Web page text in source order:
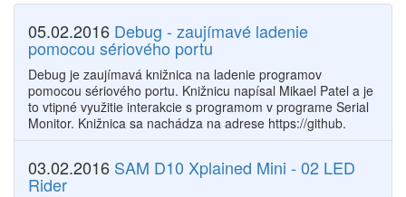
05.02.2016 Debug - zaujímavé ladenie
pomocou sériového portu
Debug je zaujímavá knižnica na ladenie programov
pomocou sériového portu. Knižnicu napísal Mikael Patel a je
to vtipné využitie interakcie s programom v programe Serial
Monitor. Knižnica sa nachádza na adrese https://github.
03.02.2016 SAM D10 Xplained Mini - 02 LED
Rider